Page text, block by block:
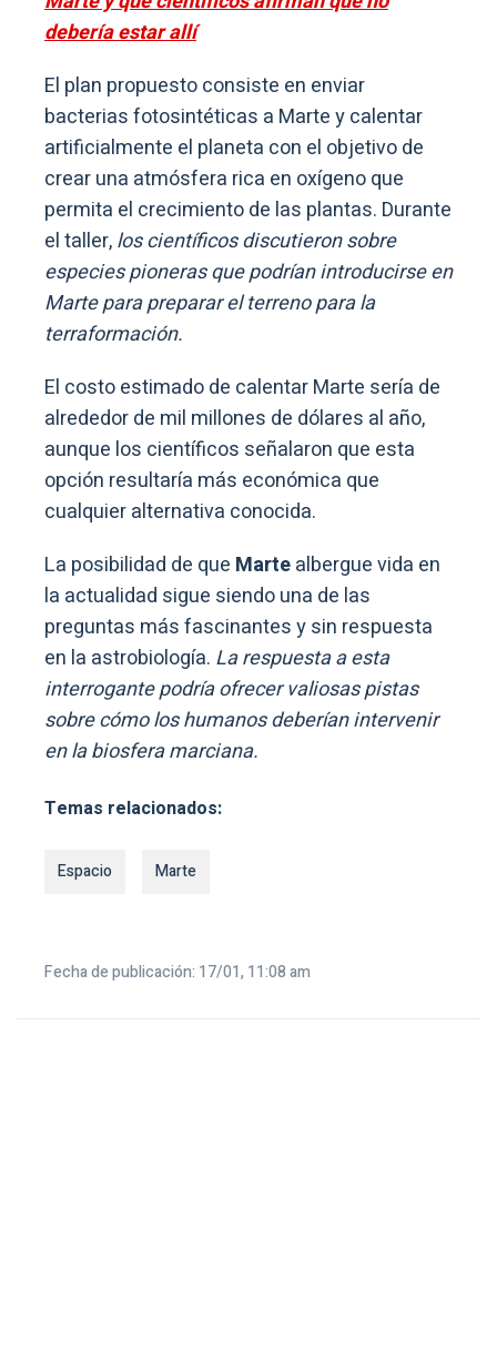
debería estar allí
El plan propuesto consiste en enviar
bacterias fotosintéticas a Marte y calentar
artificialmente el planeta con el objetivo de
crear una atmósfera rica en oxígeno que
permita el crecimiento de las plantas. Durante
el taller,los científicos discutieron sobre
especies pioneras que podrían introducirse en
Marte para preparar el terreno para la
terraformación.
El costo estimado de calentar Marte sería de
alrededor de mil millones de dólares al año,
aunque los científicos señalaron que esta
opción resultaría más económica que
cualquier alternativa conocida.
La posibilidad de que Martealbergue vida en
la actualidad sigue siendo una de las
preguntas más fascinantes y sin respuesta
en la astrobiología. La respuesta a esta
interrogante podría ofrecer valiosas pistas
sobre cómo los humanos deberían intervenir
en la biosfera marciana.
Temas relacionados:
Espacio Marte
Fecha de publicación: 17/01, 11:08 am